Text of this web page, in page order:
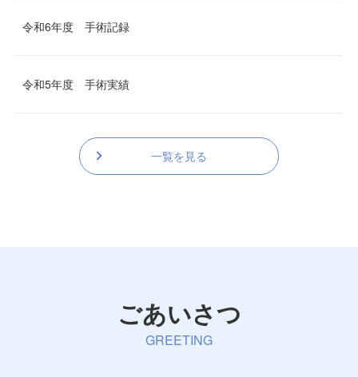
令和6年度 手術記録
令和5年度 手術実績
一覧を見る
ごあいさつ
GREETING